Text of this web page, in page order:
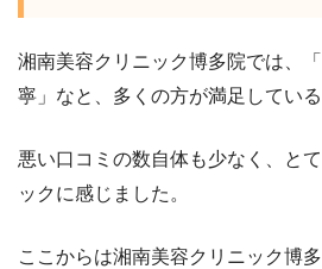
湘南美容クリニック博多院では、
寧」なと、多くの方が満足している
悪い口コミの数自体も少なく、と
ックに感じました。
ここからは湘南美容クリニック博